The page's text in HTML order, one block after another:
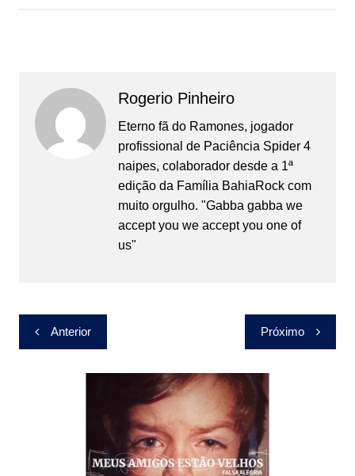
Rogerio Pinheiro
Eterno fã do Ramones, jogador
profissional de Paciência Spider 4
naipes, colaborador desde a 1ª
edição da Família BahiaRock com
muito orgulho. "Gabba gabba we
accept you we accept you one of
us"
Navegação
de
Anterior Próximo